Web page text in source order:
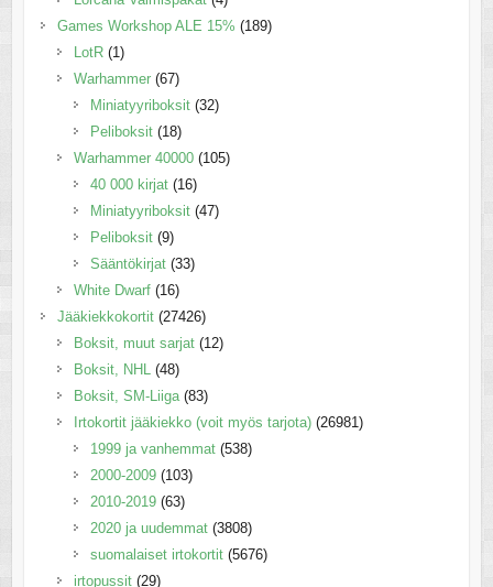
Games Workshop ALE 15% (189)
LotR (1)
Warhammer (67)
Miniatyyriboksit (32)
Peliboksit (18)
Warhammer 40000 (105)
40 000 kirjat (16)
Miniatyyriboksit (47)
Peliboksit (9)
Sääntökirjat (33)
White Dwarf (16)
Jääkiekkokortit (27426)
Boksit, muut sarjat (12)
Boksit, NHL
(48)
Boksit, SM-Liiga (83)
Irtokortit jääkiekko (voit myös tarjota) (26981)
1999 ja vanhemmat (538)
2000-2009 (103)
2010-2019 (63)
2020 ja uudemmat (3808)
suomalaiset irtokortit (5676)
irtopussit (29)